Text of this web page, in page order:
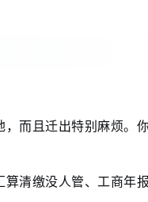
而且迁出特别麻烦。
清缴没人管、工商年